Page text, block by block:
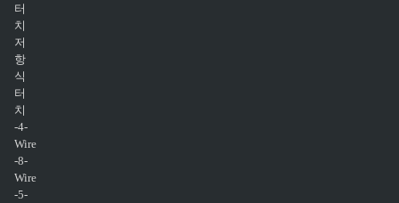
터
치
저
항
식
터
치
-4-
Wire
-8-
Wire
-5-